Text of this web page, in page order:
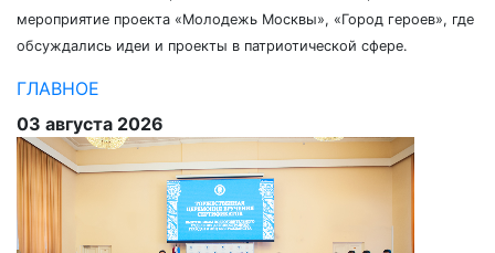
мероприятие проекта «Молодежь Москвы», «Город героев», где
обсуждались идеи и проекты в патриотической сфере.
ГЛАВНОЕ
03 августа 2026